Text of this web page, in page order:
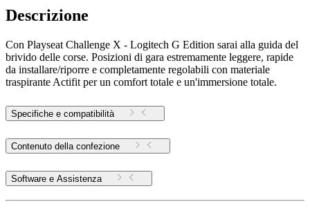
Descrizione
Con Playseat Challenge X - Logitech G Edition sarai alla guida del
brivido delle corse. Posizioni di gara estremamente leggere, rapide
da installare/riporre e completamente regolabili con materiale
traspirante Actifit per un comfort totale e un'immersione totale.
Specifiche e compatibilità
Contenuto della confezione
Software e Assistenza